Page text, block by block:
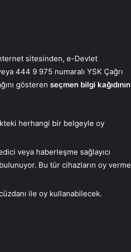
sitesinden, e-Devlet
444 9 975 numaralı YSK Çağrı
gösteren seçmen bilgi kağıdının
herhangi bir belgeyle oy
veya haberleşme sağlayıcı
Bu tür cihazların oy verme
ile oy kullanabilecek.